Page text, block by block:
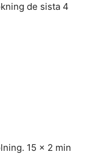
de sista 4
15 x 2 min